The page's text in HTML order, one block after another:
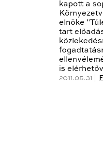
kapott a
elnöke
tart
is
2011.05.31 |